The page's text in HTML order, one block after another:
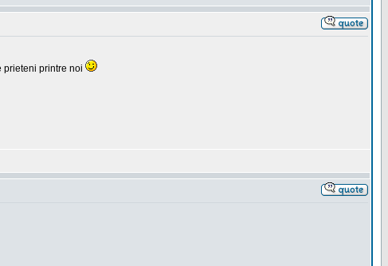
prieteni printre noi